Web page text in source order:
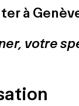
à
votre